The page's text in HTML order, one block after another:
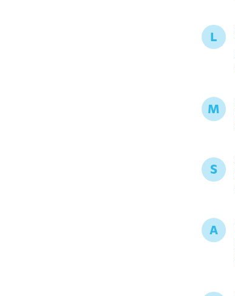
L
M
S
A